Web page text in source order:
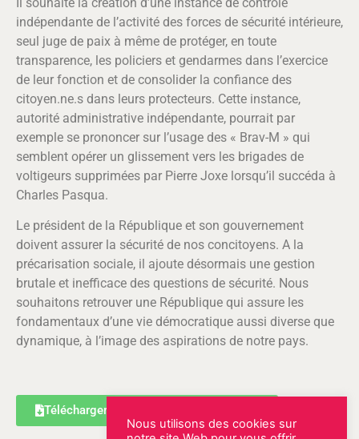
indépendante de l’activité des forces de sécurité intérieure,
seul juge de paix à même de protéger, en toute
transparence, les policiers et gendarmes dans l’exercice
de leur fonction et de consolider la confiance des
citoyen.ne.s dans leurs protecteurs. Cette instance,
autorité administrative indépendante, pourrait par
exemple se prononcer sur l’usage des « Brav-M » qui
semblent opérer un glissement vers les brigades de
voltigeurs supprimées par Pierre Joxe lorsqu’il succéda à
Charles Pasqua.
Le président de la République et son gouvernement
doivent assurer la sécurité de nos concitoyens. A la
précarisation sociale, il ajoute désormais une gestion
brutale et inefficace des questions de sécurité. Nous
souhaitons retrouver une République qui assure les
fondamentaux d’une vie démocratique aussi diverse que
dynamique, à l’image des aspirations de notre pays.
Télécharger la résolution au format PDF
Nous utilisons des cookies sur